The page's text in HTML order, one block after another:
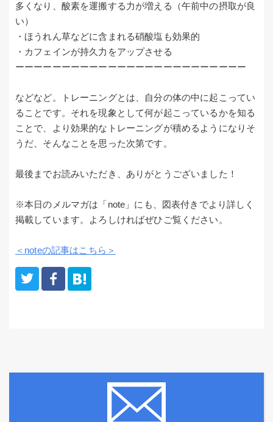
多くなり、酸素を運搬する力が増える（午前中の摂取が良
い）
・ほうれん草などに含まれる硝酸塩も効果的
・カフェインが持久力をアップさせる
ーーーーーーーーーーーーーーーーーーーーーーーーー
などなど。トレーニングとは、自分の体の中に起こってい
ることです。それを現象として何が起こっているかを知る
ことで、より効果的なトレーニングが積めるようになりそ
うだ、そんなことを思った次第です。
最後までお読みいただき、ありがとうございました！
※本日のメルマガは「note」にも、図表付きでより詳しく
掲載しています。よろしければぜひご覧ください。
＜noteの記事はこちら＞